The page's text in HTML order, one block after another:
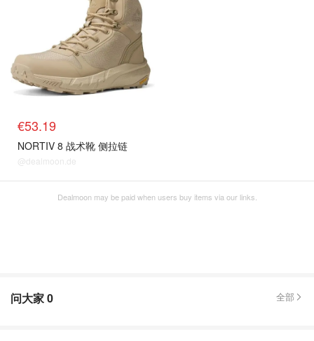
€53.19
NORTIV 8 战术靴 侧拉链
@dealmoon.de
Dealmoon may be paid when users buy items via our links.
问大家0 全部